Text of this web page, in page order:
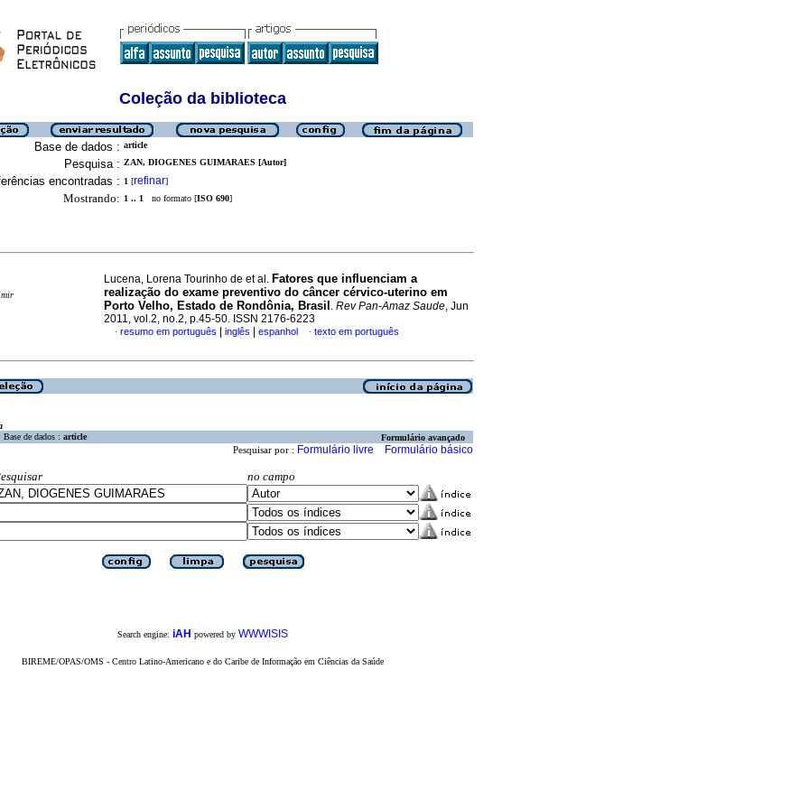
Coleção da biblioteca
Base de dados : article
Pesquisa : ZAN, DIOGENES GUIMARAES [Autor]
encontradas : 1 [refinar]
Mostrando: 1 .. 1 no formato [ISO 690]
Lucena, Lorena Tourinho de et al. Fatores que influenciam a
realização do exame preventivo do câncer cérvico-uterino em
Porto Velho, Estado de Rondônia, Brasil . Rev Pan-Amaz Saude, Jun
2011, vol.2, no.2, p.45-50. ISSN 2176-6223
· resumo em português inglês espanhol · texto em português
Base de dados : article Formulário avançado
Pesquisar por : Formulário livre Formulário básico
no campo
Search engine: iAH powered by WWWISIS
BIREME/OPAS/OMS - Centro Latino-Americano e do Caribe de Informação em Ciências da Saúde